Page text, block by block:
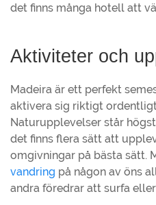
det finns många hotell att
Aktiviteter och
Madeira är ett perfekt
aktivera sig riktigt
Naturupplevelser står
det finns flera sätt att
omgivningar på bästa sätt.
vandring på någon av öns
andra föredrar att surfa